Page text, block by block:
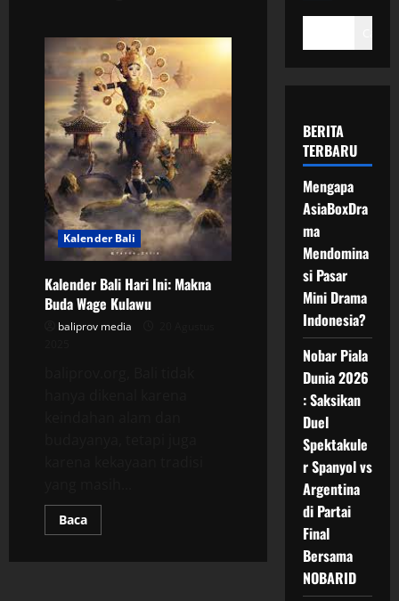
Kalender Bali
Kalender Bali Hari Ini: Makna
Buda Wage Kulawu
baliprov media
BacaRead
more
BERITA
TERBARU
Mengapa
AsiaBoxDra
ma
Mendomina
si Pasar
Mini Drama
Indonesia?
Nobar Piala
Dunia 2026
: Saksikan
Duel
Spektakule
r Spanyol vs
Argentina
di Partai
Final
Bersama
NOBARID